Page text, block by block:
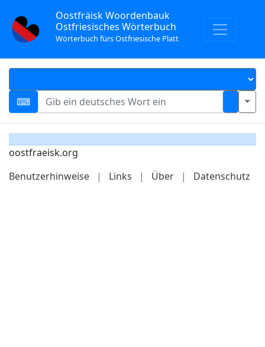
Oostfräisk Woordenbauk
Ostfriesisches Wörterbuch
Wörterbuch fürs Ostfriesische Platt
oostfraeisk.org
Benutzerhinweise
| Links | Über | Datenschutz